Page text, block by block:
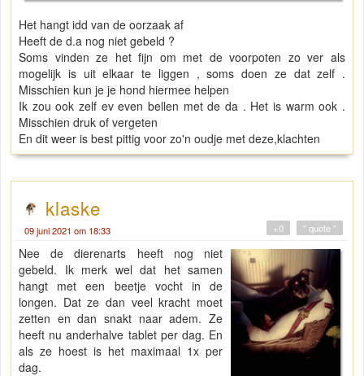
Het hangt idd van de oorzaak af
Heeft de d.a nog niet gebeld ?
Soms vinden ze het fijn om met de voorpoten zo ver als
mogelijk is uit elkaar te liggen , soms doen ze dat zelf .
Misschien kun je je hond hiermee helpen
Ik zou ook zelf ev even bellen met de da . Het is warm ook .
Misschien druk of vergeten
En dit weer is best pittig voor zo'n oudje met deze,klachten
klaske
09 juni 2021 om 18:33 " quote "
+0
Nee de dierenarts heeft nog niet
gebeld. Ik merk wel dat het samen
hangt met een beetje vocht in de
longen. Dat ze dan veel kracht moet
zetten en dan snakt naar adem. Ze
heeft nu anderhalve tablet per dag. En
als ze hoest is het maximaal 1x per
dag.